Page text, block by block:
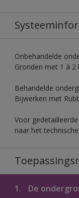
Onbehandelde
Gronden met 1 à 2
Behandelde
Bijwerken met
Voor
naar het
1. De